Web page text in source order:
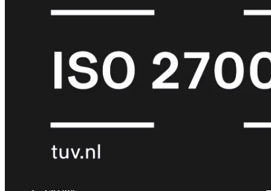
30GFortiWiFi
51G FortiWiFi
60FFortiWiFi
61F
71GFortiWiFi
81F
Licentie